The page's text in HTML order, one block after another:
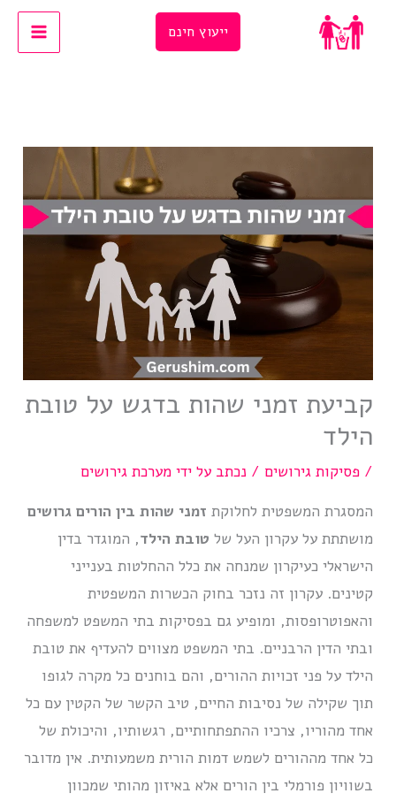
ייעוץ חינם
קביעת זמני שהות בדגש על טובת
הילד
/פסיקות גירושים / נכתב על ידימערכת גירושים
המסגרת המשפטית לחלוקת זמני שהות בין הורים גרושים
מושתתת על עקרון העל של טובת הילד, המוגדר בדין
הישראלי כעיקרון שמנחה את כלל ההחלטות בענייני
קטינים. עקרון זה נזכר בחוק הכשרות המשפטית
והאפוטרופסות, ומופיע גם בפסיקות בתי המשפט למשפחה
ובתי הדין הרבניים. בתי המשפט מצווים להעדיף את טובת
הילד על פני זכויות ההורים, והם בוחנים כל מקרה לגופו
תוך שקילה של נסיבות החיים, טיב הקשר של הקטין עם כל
אחד מהוריו, צרכיו ההתפתחותיים, רגשותיו, והיכולת של
כל אחד מההורים לשמש דמות הורית משמעותית. אין מדובר
בשוויון פורמלי בין הורים אלא באיזון מהותי שמכוון